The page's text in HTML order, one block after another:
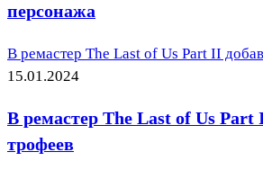
персонажа
В ремастер The Last of Us Part II
15.01.2024
В ремастер The Last of Us Part
трофеев